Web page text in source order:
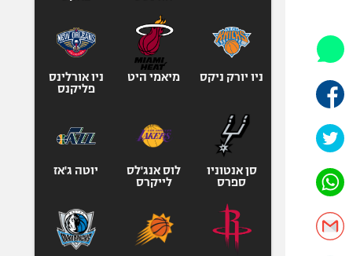
אופניים
ספורט מוטורי
כדורמים
בייסבול MLB
ספורט אתגרי
אומנויות לחימה
ניו יורק ניקס מיאמי היט
ניו אורלינס
פליקנס
סן אנטוניו
ספרס
לוס אנג'לס
לייקרס
יוטה ג'אז